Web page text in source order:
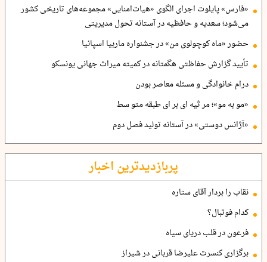
«فارس» پایلوت اجرای الگوی «هیات‌امنایی» مجموعه‌های تاریخی کشور
می‌شود؛ سعدیه و حافظیه در آستانه تحول مدیریتی
حضور «ماه کوچولوی من» در جشنواره ماربیا اسپانیا
تأیید گزارش حفاظتی هگمتانه در کمیته میراث جهانی یونسکو
درام خانوادگی و مسئله معاصر بودن
«مو به مو»؛ مر ثیه ای بر ای طبقه متو سط
«آژانس دوستی» در آستانه تولید فصل دوم
پربازدیدترین اخبار
نقاب را بردار آقای ستاره
کدام فوتبال؟
فرعون در قلب دریای سیاه
برگزاری کنسرت علیرضا قربانی در شیراز